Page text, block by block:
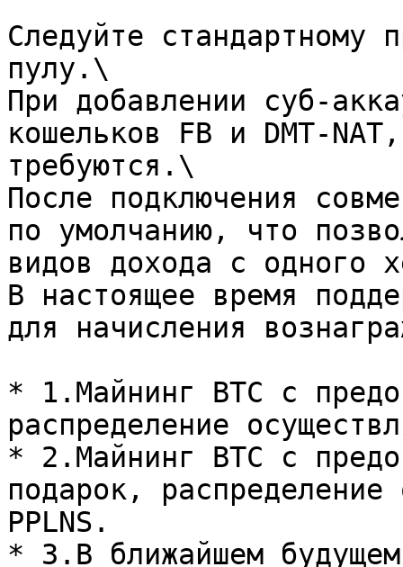
Следуйте стандартному
пулу.\
При добавлении суб-
кошельков FB и DMT-
требуются.\
После подключения
по умолчанию, что
видов дохода с одного
В настоящее время
для начисления
* 1.Майнинг BTC с
распределение
* 2.Майнинг BTC с
подарок, распределение
PPLNS.
* 3.В ближайшем